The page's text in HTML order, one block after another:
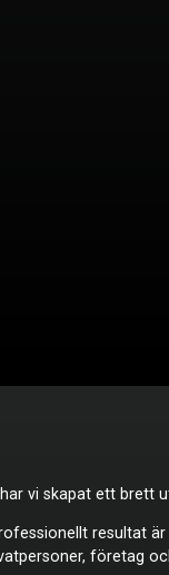
vi skapat ett
resultat
företag